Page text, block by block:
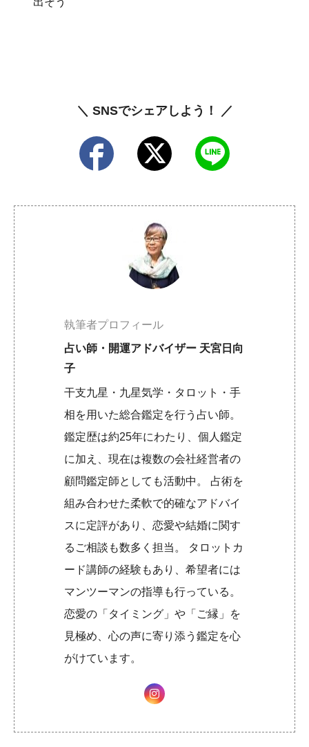
＼ SNSでシェアしよう！ ／
執筆者プロフィール
占い師・開運アドバイザー 天宮日向
子
干支九星・九星気学・タロット・手
相を用いた総合鑑定を行う占い師。
鑑定歴は約25年にわたり、個人鑑定
に加え、現在は複数の会社経営者の
顧問鑑定師としても活動中。 占術を
組み合わせた柔軟で的確なアドバイ
スに定評があり、恋愛や結婚に関す
るご相談も数多く担当。 タロットカ
ード講師の経験もあり、希望者には
マンツーマンの指導も行っている。
恋愛の「タイミング」や「ご縁」を
見極め、心の声に寄り添う鑑定を心
がけています。